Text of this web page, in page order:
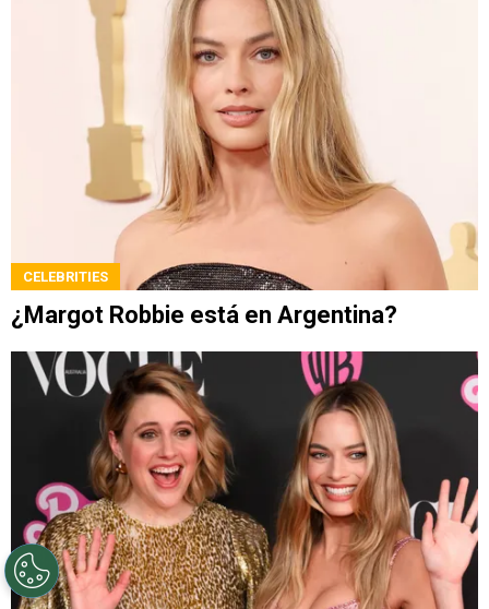
CELEBRITIES
¿Margot Robbie está en Argentina?